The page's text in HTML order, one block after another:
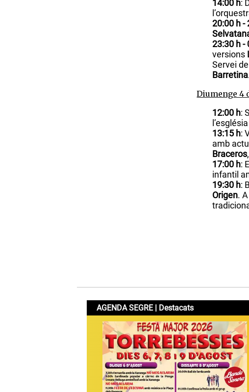
14:00 h:
20:00 h -
23:30 h -
versions
Servei
Barretina
Diumenge 4
12:00 h:
13:15 h:
amb
Braceros
17:00 h:
infantil
19:30 h:
Origen.
AGENDA SEGRE | Destacats